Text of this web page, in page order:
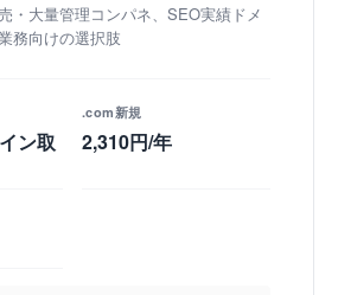
・大量管理コンパネ、SEO実績ドメ
務向けの選択肢
ン取
.com新規
2,310円/年